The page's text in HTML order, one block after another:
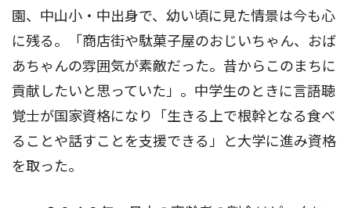
園、中山小・中出身で、幼い頃に見た情景は今も心
に残る。「商店街や駄菓子屋のおじいちゃん、おば
あちゃんの雰囲気が素敵だった。昔からこのまちに
貢献したいと思っていた」。中学生のときに言語聴
覚士が国家資格になり「生きる上で根幹となる食べ
ることや話すことを支援できる」と大学に進み資格
を取った。